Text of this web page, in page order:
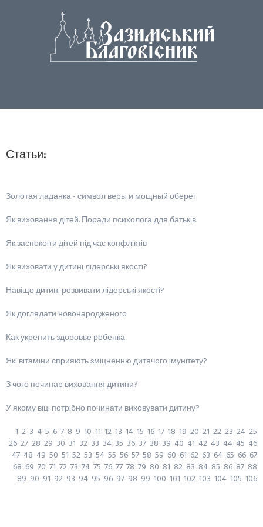
Статьи:
Золотая ладанка - символ веры и мощный оберег
Як виховання дiтей. Поради психолога для батькiв
Як заспокоiти дiтей пiд час конфлiктiв
Як виховати у дитинi лiдерськi якостi?
Навiщо дитинi розвивати лiдерськi якостi?
Як доглядати новонародженого
Как укрепить здоровье ребенка
Якi вiтамiни сприяють змiцненню дитячого iмунiтету?
З чого починаe виховання дитини?
У якому вiцi потрiбно починати виховувати дитину?
1 2 3 4 5 6 7 8 9 10 11 12 13 14 15 16 17 18 19 20 21 22 23 24 25
26 27 28 29 30 31 32 33 34 35 36 37 38 39 40 41 42 43 44 45 46
47 48 49 50 51 52 53 54 55 56 57 58 59 60 61 62 63 64 65 66 67
68 69 70 71 72 73 74 75 76 77 78 79 80 81 82 83 84 85 86 87 88
89 90 91 92 93 94 95 96 97 98 99 100 101 102 103 104 105 106